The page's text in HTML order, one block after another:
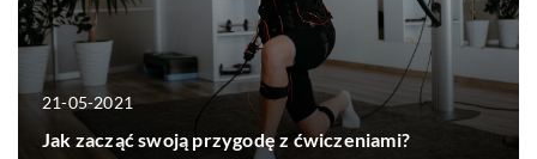
21-05-2021
Jak zacząć swoją przygodę z ćwiczeniami?